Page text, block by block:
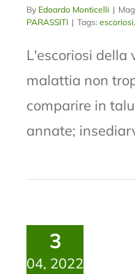
By Edoardo Monticelli |
PARASSITI | Tags:escoriosi
L'escoriosi della
malattia non
comparire in
annate;
3
04, 2022